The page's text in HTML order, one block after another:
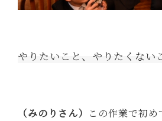
やりたいこと、やりたくない
（みのりさん） この作業で初